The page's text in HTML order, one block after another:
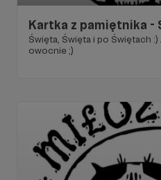
Kartka z pamiętnika -
Święta, Święta i po Świętach
owocnie ;)